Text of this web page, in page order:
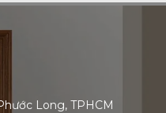
Long, TPHCM